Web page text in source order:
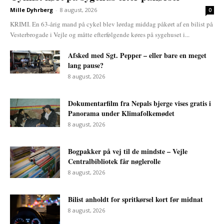
Mille Dyhrberg - 8 august, 2026 0
KRIMI. En 63-årig mand på cykel blev lørdag middag påkørt af en bilist på
Vesterbrogade i Vejle og måtte efterfølgende køres på sygehuset i...
Afsked med Sgt. Pepper – eller bare en meget
lang pause?
8 august, 2026
Dokumentarfilm fra Nepals bjerge vises gratis i
Panorama under Klimafolkemødet
8 august, 2026
Bogpakker på vej til de mindste – Vejle
Centralbibliotek får nøglerolle
8 august, 2026
Bilist anholdt for spritkørsel kort før midnat
8 august, 2026